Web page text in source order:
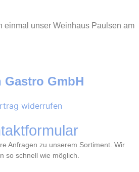
einmal unser Weinhaus Paulsen am
Gastro GmbH
widerrufen
Anfragen zu unserem Sortiment. Wir
so schnell wie möglich.